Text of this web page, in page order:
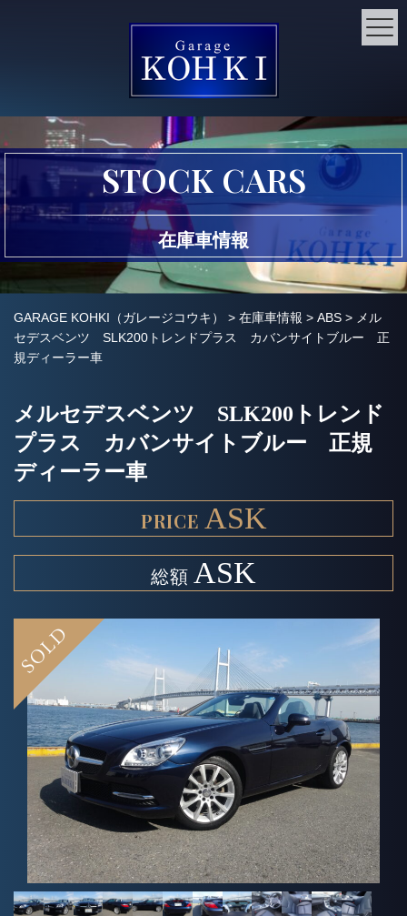
STOCK CARS
在庫車情報
GARAGE KOHKI（ガレージコウキ） > 在庫車情報 > ABS > メル
セデスベンツ SLK200トレンドプラス カバンサイトブルー 正
規ディーラー車
メルセデスベンツ SLK200トレンド
プラス カバンサイトブルー 正規
ディーラー車
ASK
ASK